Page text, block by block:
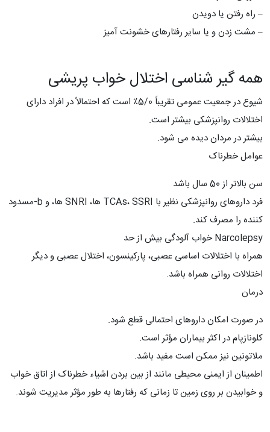
– راه رفتن یا دویدن
– مشت زدن و یا سایر رفتارهای خشونت آمیز
همه گیر شناسی اختلال خواب پریشی
شیوع در جمعیت عمومی تقریباً 5/0٪ است که احتمالاً در افراد دارای
اختلالات روانپزشکی بیشتر است.
بیشتر در مردان دیده می شود.
عوامل خطرناک
سن بالاتر از 50 سال باشد
فرد داروهای روانپزشکی نظیر با TCAs، SSRI ها، SNRI ها، و b-مسدود
کننده را مصرف کند.
Narcolepsy خواب آلودگی بیش از حد
همراه با اختلالات اساسی عصبی، پارکینسون، اختلال عصبی و دیگر
اختلالات روانی همراه باشد.
درمان
در صورت امکان داروهای احتمالی قطع شود.
کلونازپام در اکثر بیماران مؤثر است.
ملاتونین نیز ممکن است مفید باشد.
اطمینان از ایمنی محیطی مانند از بین بردن اشیاء خطرناک از اتاق خواب
و خوابیدن بر روی زمین تا زمانی که رفتارها به طور مؤثر مدیریت شوند.